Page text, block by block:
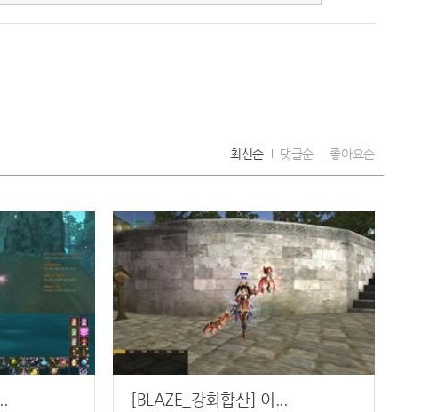
최신순 댓글순 좋아요순
[BLAZE_강화합산] 이...